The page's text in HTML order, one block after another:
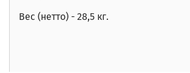
Вес (нетто) - 28,5 кг.